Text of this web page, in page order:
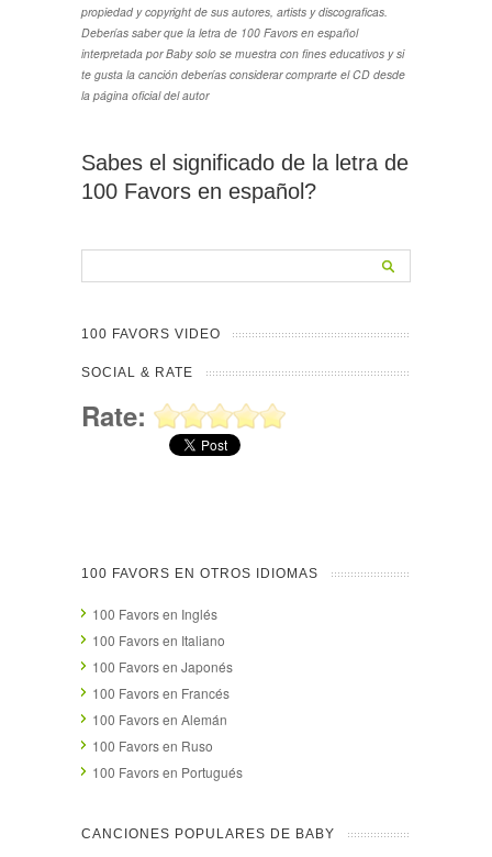
propiedad y copyright de sus autores, artists y discograficas.
Deberías saber que la letra de 100 Favors en español
interpretada por Baby solo se muestra con fines educativos y si
te gusta la canción deberías considerar comprarte el CD desde
la página oficial del autor
Sabes el significado de la letra de
100 Favors en español?
100 FAVORS VIDEO
SOCIAL & RATE
Rate:
100 FAVORS EN OTROS IDIOMAS
100 Favors en Inglés
100 Favors en Italiano
100 Favors en Japonés
100 Favors en Francés
100 Favors en Alemán
100 Favors en Ruso
100 Favors en Portugués
CANCIONES POPULARES DE BABY